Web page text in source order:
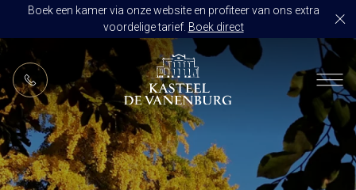
Boek een kamer via onze website en profiteer van ons extra
voordelige tarief. Boek direct
NL
RESTAURANT DE VANENBURG
BRASSERIE DE HOEVE
CULINAIR GENIETEN ARRANGEMENT
KAMERS
ARRANGEMENTEN